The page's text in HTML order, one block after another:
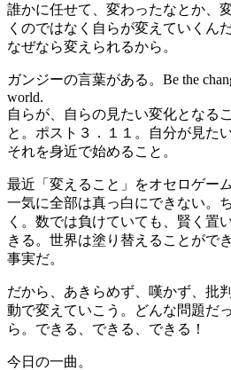
誰かに任せて、変わったなとか、
くのではなく自らが変えていくんだ
なぜなら変えられるから。
ガンジーの言葉がある。Be the
world.
自らが、自らの見たい変化となる
と。ポスト３．１１。自分が見た
それを身近で始めること。
最近「変えること」をオセロゲー
一気に全部は真っ白にできない。
く。数では負けていても、賢く置
きる。世界は塗り替えることがで
事実だ。
だから、あきらめず、嘆かず、批
動で変えていこう。どんな問題だ
ら。できる、できる、できる！
今日の一曲。